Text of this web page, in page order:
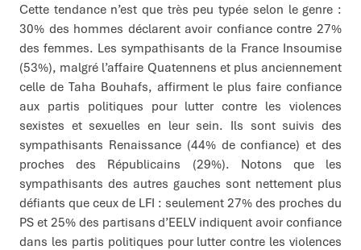
Cette tendance n’est que très peu typée selon le genre :
30% des hommes déclarent avoir confiance contre 27%
des femmes. Les sympathisants de la France Insoumise
(53%), malgré l’affaire Quatennens et plus anciennement
celle de Taha Bouhafs, affirment le plus faire confiance
aux partis politiques pour lutter contre les violences
sexistes et sexuelles en leur sein. Ils sont suivis des
sympathisants Renaissance (44% de confiance) et des
proches des Républicains (29%). Notons que les
sympathisants des autres gauches sont nettement plus
défiants que ceux de LFI : seulement 27% des proches du
PS et 25% des partisans d’EELV indiquent avoir confiance
dans les partis politiques pour lutter contre les violences